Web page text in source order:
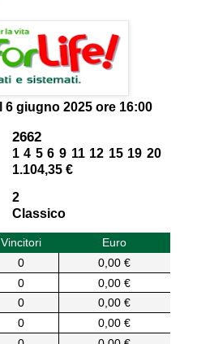
6 giugno 2025 ore 16:00
2662
1 4 5 6 9 11 12 15 19 20
1.104,35 €
2
Classico
Vincitori
Euro
0
0,00 €
0
0,00 €
0
0,00 €
0
0,00 €